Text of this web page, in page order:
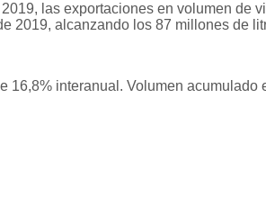
las exportaciones en volumen
2019, alcanzando los 87 millones de
16,8% interanual. Volumen